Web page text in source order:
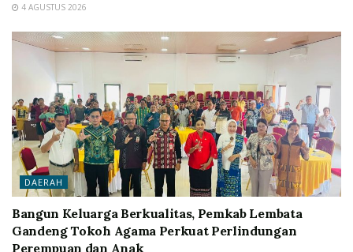
4 AGUSTUS 2026
DAERAH
Bangun Keluarga Berkualitas, Pemkab Lembata
Gandeng Tokoh Agama Perkuat Perlindungan
Perempuan dan Anak